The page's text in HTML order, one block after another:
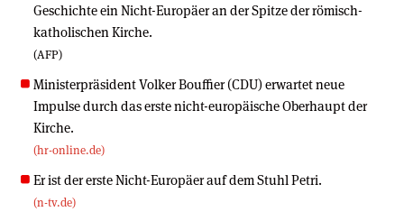
Geschichte ein Nicht-Europäer an der Spitze der römisch-
katholischen Kirche.
(AFP)
Ministerpräsident Volker Bouffier (CDU) erwartet neue
Impulse durch das erste nicht-europäische Oberhaupt der
Kirche.
(hr-online.de)
Er ist der erste Nicht-Europäer auf dem Stuhl Petri.
(n-tv.de)